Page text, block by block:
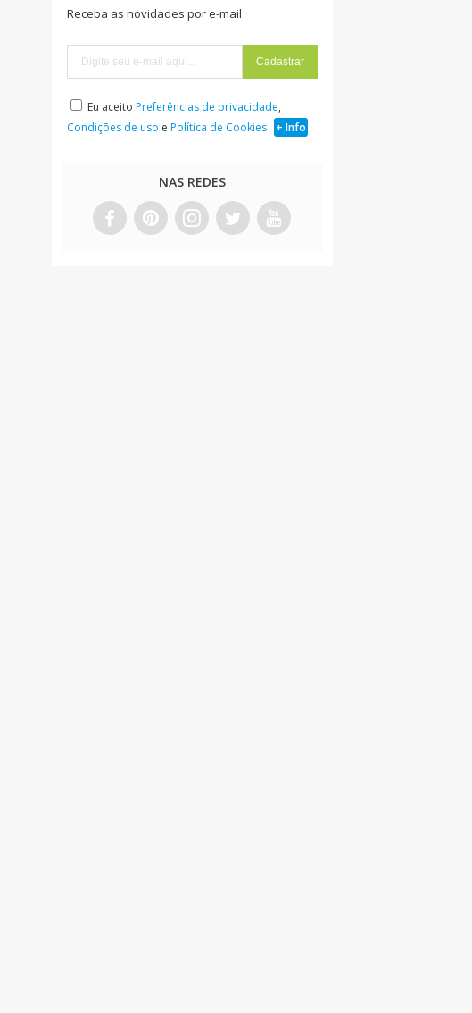
Receba as novidades por e-mail
Eu aceito Preferências de privacidade,
Condições de uso e Política de Cookies + Info
NAS REDES